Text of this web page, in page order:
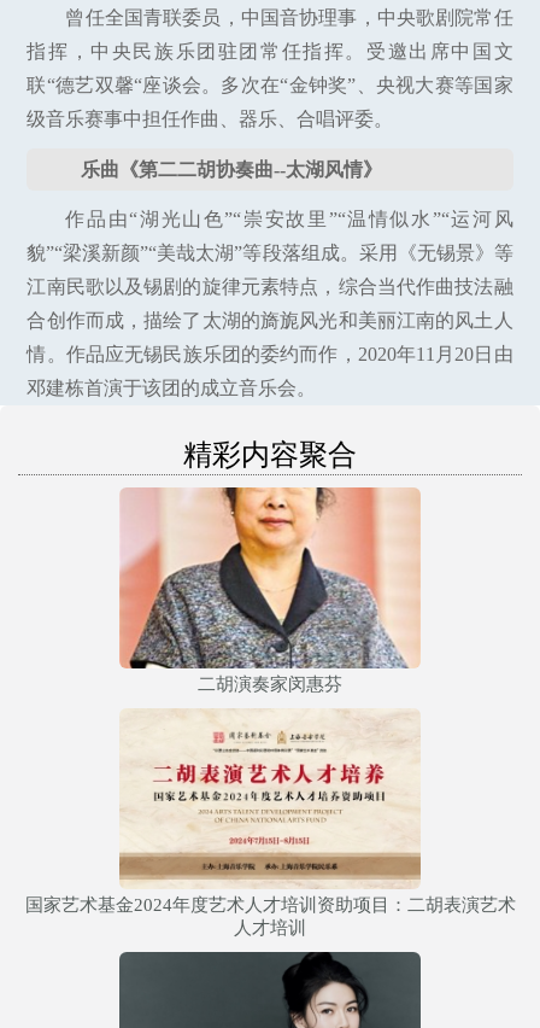
曾任全国青联委员，中国音协理事，中央歌剧院常任
指挥，中央民族乐团驻团常任指挥。受邀出席中国文
联“德艺双馨“座谈会。多次在“金钟奖”、央视大赛等国家
级音乐赛事中担任作曲、器乐、合唱评委。
乐曲《第二二胡协奏曲--太湖风情》
作品由“湖光山色”“崇安故里”“温情似水”“运河风
貌”“梁溪新颜”“美哉太湖”等段落组成。采用《无锡景》等
江南民歌以及锡剧的旋律元素特点，综合当代作曲技法融
合创作而成，描绘了太湖的旖旎风光和美丽江南的风土人
情。作品应无锡民族乐团的委约而作，2020年11月20日由
邓建栋首演于该团的成立音乐会。
精彩内容聚合
二胡演奏家闵惠芬
国家艺术基金2024年度艺术人才培训资助项目：二胡表演艺术
人才培训